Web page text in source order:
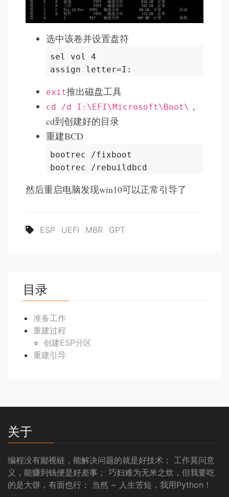
选中该卷并设置盘符
sel vol 4
exit推出磁盘工具
cd /d I:\EFI\Microsoft\Boot\ ，
cd到创建好的目录
重建BCD
bootrec /fixboot
然后重启电脑发现win10可以正常引导了
ESP UEFI MBR GPT
目录
准备工作
重建过程
创建ESP分区
重建引导
关于
编程没有鄙视链，能解决问题的就是好技术； 工作莫问意
义，能赚到钱便是好差事； 巧妇难为无米之炊，但我要吃
的是大饼，有面也行； 当然 ~ 人生苦短，我用Python！